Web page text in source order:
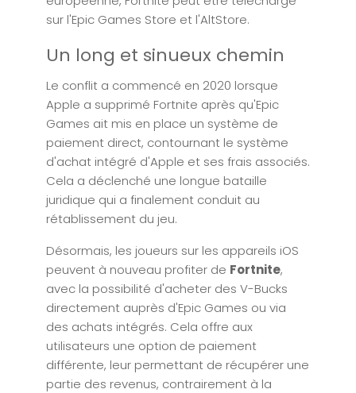
sur l'Epic Games Store et l'AltStore.
Un long et sinueux chemin
Le conflit a commencé en 2020 lorsque
Apple a supprimé Fortnite après qu'Epic
Games ait mis en place un système de
paiement direct, contournant le système
d'achat intégré d'Apple et ses frais associés.
Cela a déclenché une longue bataille
juridique qui a finalement conduit au
rétablissement du jeu.
Désormais, les joueurs sur les appareils iOS
peuvent à nouveau profiter de Fortnite,
avec la possibilité d'acheter des V-Bucks
directement auprès d'Epic Games ou via
des achats intégrés. Cela offre aux
utilisateurs une option de paiement
différente, leur permettant de récupérer une
partie des revenus, contrairement à la